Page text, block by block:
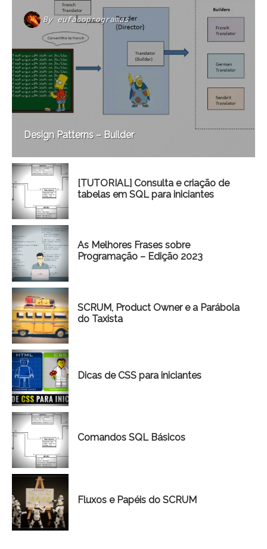
By eufacoprogramas
Design Patterns – Builder
[TUTORIAL] Consulta e criação de
tabelas em SQL para iniciantes
As Melhores Frases sobre
Programação – Edição 2023
SCRUM, Product Owner e a Parábola
do Taxista
Dicas de CSS para iniciantes
Comandos SQL Básicos
Fluxos e Papéis do SCRUM